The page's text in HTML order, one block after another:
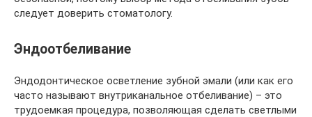
следует доверить стоматологу.
Эндоотбеливание
Эндодонтическое осветление зубной эмали (или как его
часто называют внутриканальное отбеливание) – это
трудоемкая процедура, позволяющая сделать светлыми